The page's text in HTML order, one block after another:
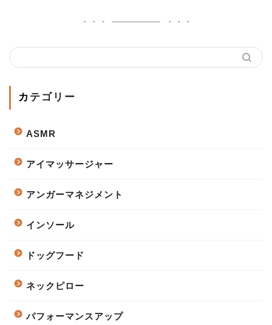
カテゴリー
ASMR
アイマッサージャー
アンガーマネジメント
インソール
ドッグフード
ネックピロー
パフォーマンスアップ